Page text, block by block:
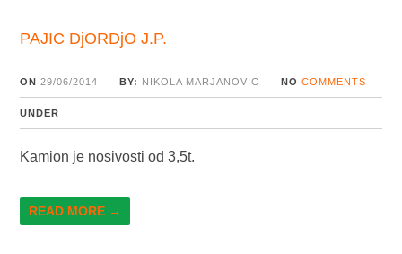
PAJIC DjORDjO J.P.
ON 29/06/2014 BY: NIKOLA MARJANOVIC NO COMMENTS
UNDER
Kamion je nosivosti od 3,5t.
READ MORE →